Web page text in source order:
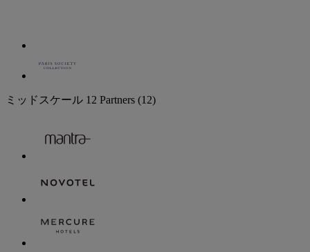
ミッドスケール 12 Partners (12)